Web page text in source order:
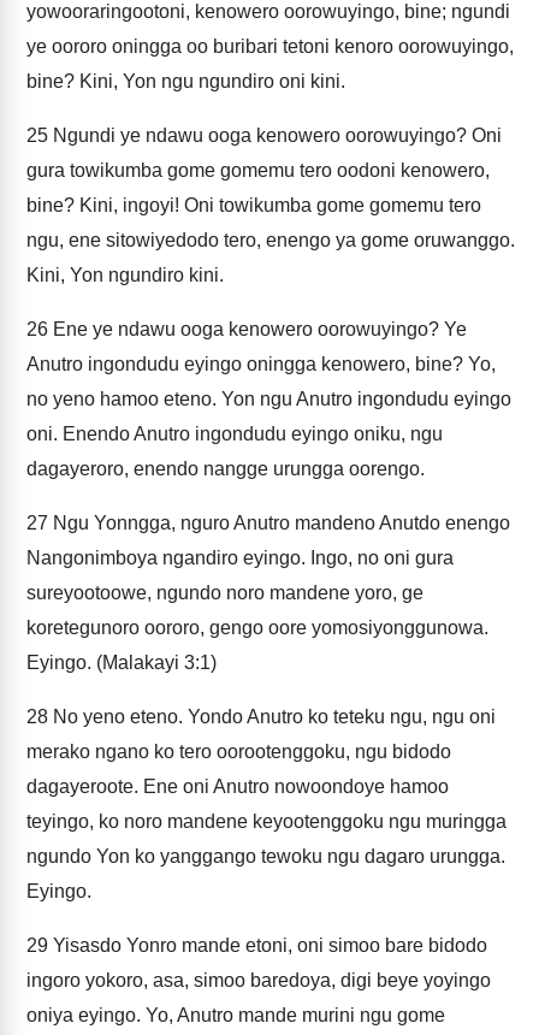
yowooraringootoni, kenowero oorowuyingo, bine; ngundi
ye oororo oningga oo buribari tetoni kenoro oorowuyingo,
bine? Kini, Yon ngu ngundiro oni kini.
25 Ngundi ye ndawu ooga kenowero oorowuyingo? Oni
gura towikumba gome gomemu tero oodoni kenowero,
bine? Kini, ingoyi! Oni towikumba gome gomemu tero
ngu, ene sitowiyedodo tero, enengo ya gome oruwanggo.
Kini, Yon ngundiro kini.
26 Ene ye ndawu ooga kenowero oorowuyingo? Ye
Anutro ingondudu eyingo oningga kenowero, bine? Yo,
no yeno hamoo eteno. Yon ngu Anutro ingondudu eyingo
oni. Enendo Anutro ingondudu eyingo oniku, ngu
dagayeroro, enendo nangge urungga oorengo.
27 Ngu Yonngga, nguro Anutro mandeno Anutdo enengo
Nangonimboya ngandiro eyingo. Ingo, no oni gura
sureyootoowe, ngundo noro mandene yoro, ge
koretegunoro oororo, gengo oore yomosiyonggunowa.
Eyingo. (Malakayi 3:1)
28 No yeno eteno. Yondo Anutro ko teteku ngu, ngu oni
merako ngano ko tero oorootenggoku, ngu bidodo
dagayeroote. Ene oni Anutro nowoondoye hamoo
teyingo, ko noro mandene keyootenggoku ngu muringga
ngundo Yon ko yanggango tewoku ngu dagaro urungga.
Eyingo.
29 Yisasdo Yonro mande etoni, oni simoo bare bidodo
ingoro yokoro, asa, simoo baredoya, digi beye yoyingo
oniya eyingo. Yo, Anutro mande murini ngu gome